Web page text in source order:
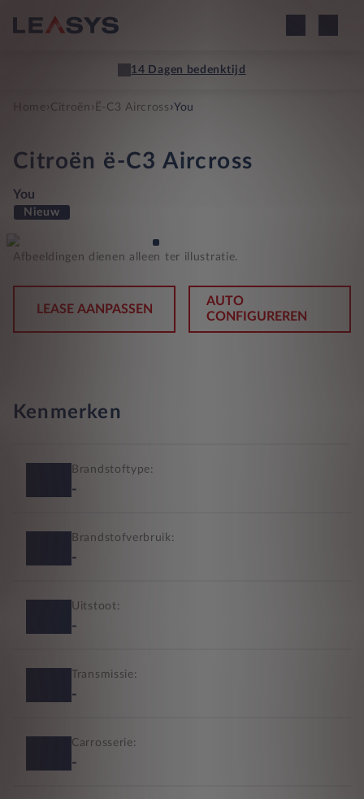
14 Dagen bedenktijd
Home Citroën › Ë-C3 Aircross ›You
Citroën ë-C3 Aircross
You
Nieuw
Afbeeldingen dienen alleen ter illustratie.
LEASE AANPASSEN
AUTO
CONFIGUREREN
Kenmerken
Brandstoftype:
-
Brandstofverbruik:
-
Uitstoot:
-
Transmissie:
-
Carrosserie:
-